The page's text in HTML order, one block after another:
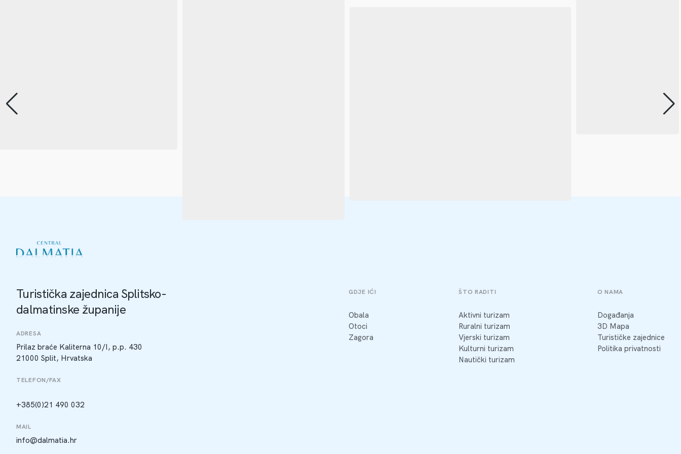
Turistička zajednica Splitsko-
dalmatinske županije
ADRESA
Prilaz braće Kaliterna 10/I, p.p. 430
21000 Split, Hrvatska
TELEFON/FAX
+385(0)21 490 032
MAIL
info@dalmatia.hr
GDJE IĆI
Obala
Otoci
Zagora
ŠTO RADITI
Aktivni turizam
Ruralni turizam
Vjerski turizam
Kulturni turizam
Nautički turizam
O NAMA
Događanja
3D Mapa
Turističke zajednice
Politika privatnosti